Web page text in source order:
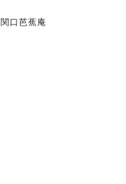
関口芭蕉庵